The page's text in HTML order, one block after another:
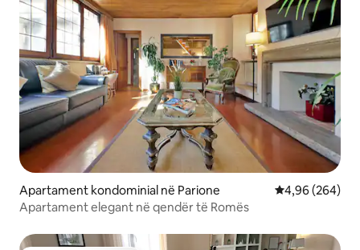
Apartament kondominial në Parione Vlerësimi
4,96 (264)
Apartament elegant në qendër të Romës